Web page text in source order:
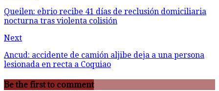
Queilen: ebrio recibe 41 días de reclusión domiciliaria
nocturna tras violenta colisión
Next
Ancud: accidente de camión aljibe deja a una persona
lesionada en recta a Coquiao
Be the first to comment